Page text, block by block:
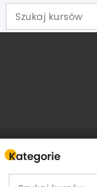
Kategorie